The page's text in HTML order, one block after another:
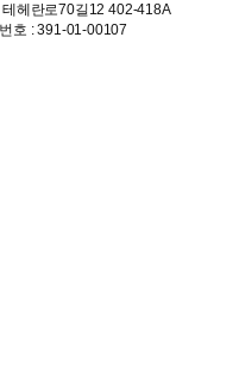
헤란로70길12 402-418A
호 : 391-01-00107